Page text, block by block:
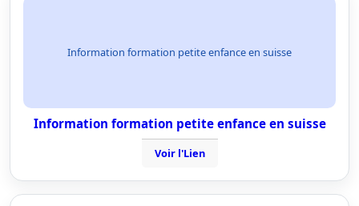
Information formation petite enfance en suisse
Information formation petite enfance en suisse
Voir l'Lien